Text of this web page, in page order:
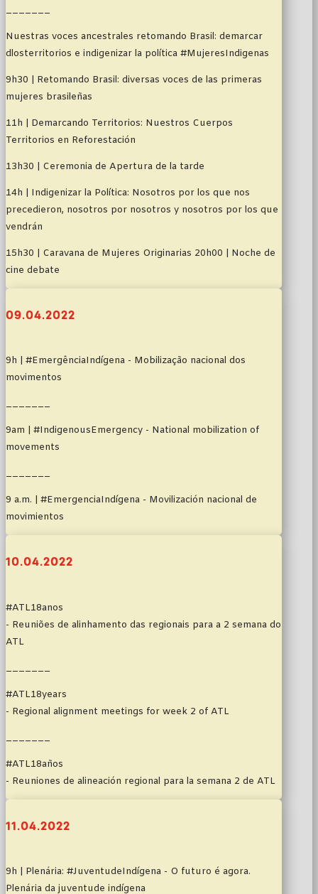
_______
Nuestras voces ancestrales retomando Brasil: demarcar
dlosterritorios e indigenizar la política #MujeresIndigenas
9h30 | Retomando Brasil: diversas voces de las primeras
mujeres brasileñas
11h | Demarcando Territorios: Nuestros Cuerpos
Territorios en Reforestación
13h30 | Ceremonia de Apertura de la tarde
14h | Indigenizar la Política: Nosotros por los que nos
precedieron, nosotros por nosotros y nosotros por los que
vendrán
15h30 | Caravana de Mujeres Originarias 20h00 | Noche de
cine debate
09.04.2022
9h | #EmergênciaIndígena - Mobilização nacional dos
movimentos
_______
9am | #IndigenousEmergency - National mobilization of
movements
_______
9 a.m. | #EmergenciaIndígena - Movilización nacional de
movimientos
10.04.2022
#ATL18anos
- Reuniões de alinhamento das regionais para a 2 semana do
ATL
_______
#ATL18years
- Regional alignment meetings for week 2 of ATL
_______
#ATL18años
- Reuniones de alineación regional para la semana 2 de ATL
11.04.2022
9h | Plenária: #JuventudeIndígena - O futuro é agora.
Plenária da juventude indígena